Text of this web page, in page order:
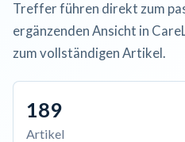
Treffer führen direkt zum
ergänzenden Ansicht in
zum vollständigen Artikel.
189
Artikel